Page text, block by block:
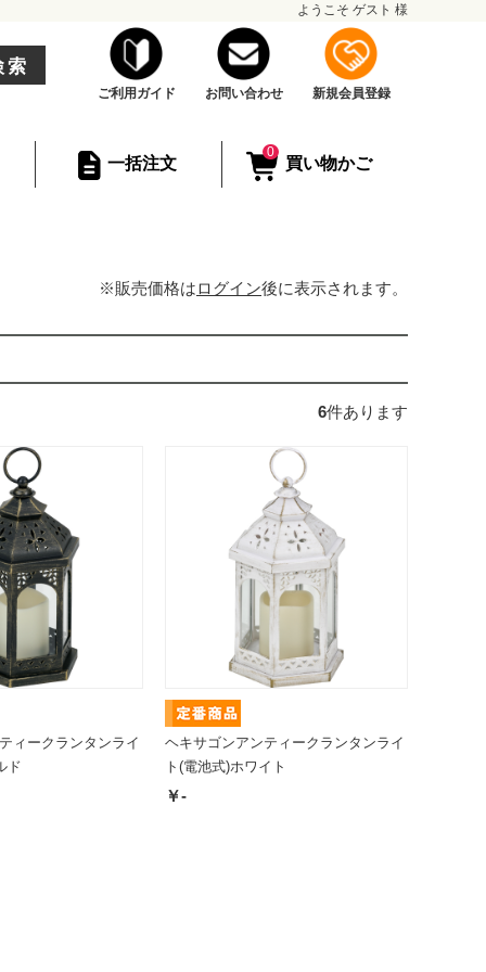
ようこそ ゲスト 様
索
ご利用ガイド お問い合わせ 新規会員登録
一括注文
0
買い物かご
※販売価格はログイン後に表示されます。
6件あります
ィークランタンライ
ド
ヘキサゴンアンティークランタンライ
ト(電池式)ホワイト
￥-